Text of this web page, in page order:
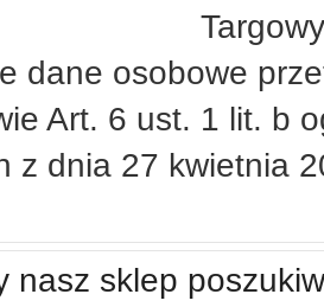
dane osobowe
Art. 6 ust. 1 lit. b
z dnia 27 kwietnia
nasz sklep